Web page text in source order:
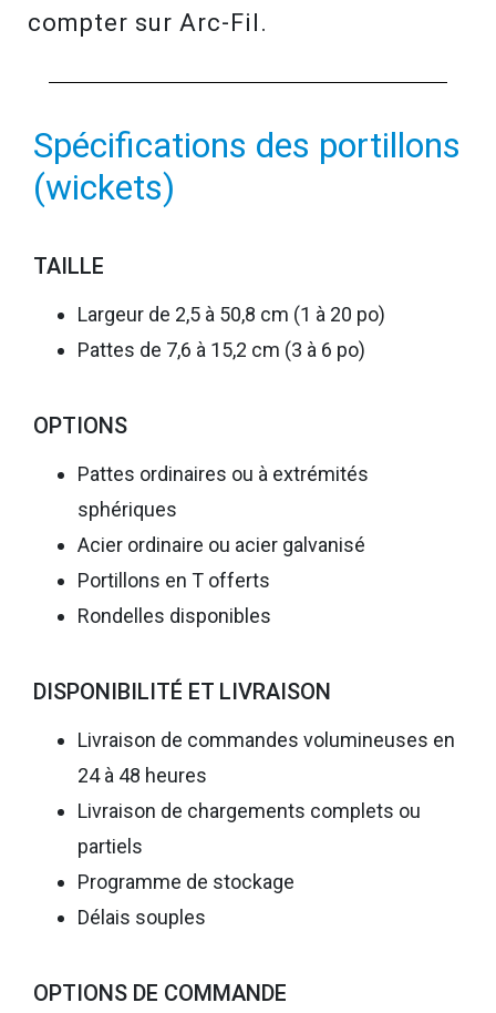
compter sur Arc-Fil.
Spécifications des portillons
(wickets)
TAILLE
Largeur de 2,5 à 50,8 cm (1 à 20 po)
Pattes de 7,6 à 15,2 cm (3 à 6 po)
OPTIONS
Pattes ordinaires ou à extrémités
sphériques
Acier ordinaire ou acier galvanisé
Portillons en T offerts
Rondelles disponibles
DISPONIBILITÉ ET LIVRAISON
Livraison de commandes volumineuses en
24 à 48 heures
Livraison de chargements complets ou
partiels
Programme de stockage
Délais souples
OPTIONS DE COMMANDE